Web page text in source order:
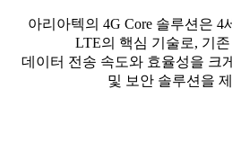
아리아텍의 4G Core 솔루션은 4
LTE의 핵심 기술로, 기
데이터 전송 속도와 효율성을 크
및 보안 솔루션을